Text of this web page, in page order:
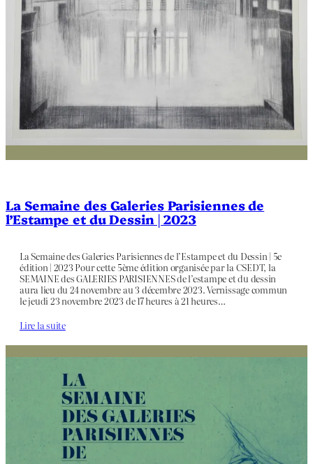
La Semaine des Galeries Parisiennes de
l’Estampe et du Dessin | 2023
La Semaine des Galeries Parisiennes de l’Estampe et du Dessin | 5e
édition | 2023 Pour cette 5ème édition organisée par la CSEDT, la
SEMAINE des GALERIES PARISIENNES de l’estampe et du dessin
aura lieu du 24 novembre au 3 décembre 2023. Vernissage commun
le jeudi 23 novembre 2023 de 17 heures à 21 heures…
Lire la suite